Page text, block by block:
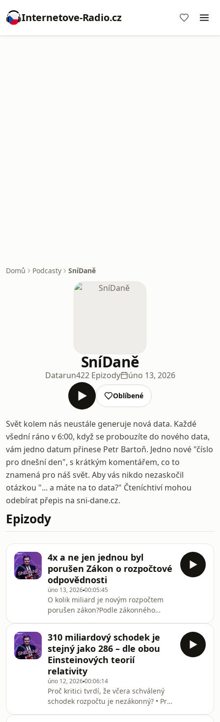
Internetove-Radio.cz
Domů Podcasty SníDaně
SníDaně
Datarun422 Epizody úno 13, 2026
Oblíbené
Svět kolem nás neustále generuje nová data. Každé
všední ráno v 6:00, když se probouzíte do nového data,
vám jedno datum přinese Petr Bartoň. Jedno nové "číslo
pro dnešní den", s krátkým komentářem, co to
znamená pro náš svět. Aby vás nikdo nezaskočil
otázkou "... a máte na to data?" Čteníchtiví mohou
odebírat přepis na sni-dane.cz.
Epizody
4x a ne jen jednou byl
porušen Zákon o rozpočtové
odpovědnosti
úno 13, 202600:05:45
O kolik miliard je novým rozpočtem
porušen zákon?Podle zákonného
jak konkrétně tedy nový rozpočet
porušuje zákon hned čtyřikrát?
310 miliardový schodek je
stejný jako 286 – dle obou
Einsteinových teorií
relativity
úno 12, 202600:06:14
Proč kritici tvrdí, že včera schválený
schodek rozpočtu je nezákonný? • Proč